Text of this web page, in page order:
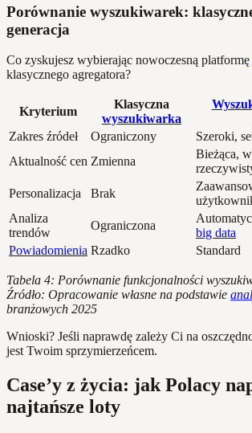
Porównanie wyszukiwarek:
generacja
Co zyskujesz wybierając nowoczesną platformę
klasycznego agregatora?
Kryterium
Klasyczna
wyszukiwarka
Zakres źródeł
Ograniczony
Szeroki,
Aktualność cen Zmienna
Bieżąca,
Personalizacja
Brak
Analiza
trendów
Ograniczona
big data
Powiadomienia Rzadko Standard
Tabela 4: Porównanie funkcjonalności
Źródło: Opracowanie własne na podstawie
branżowych 2025
Wnioski? Jeśli naprawdę zależy Ci na
jest Twoim sprzymierzeńcem.
Case’y z życia: jak Polacy
najtańsze loty